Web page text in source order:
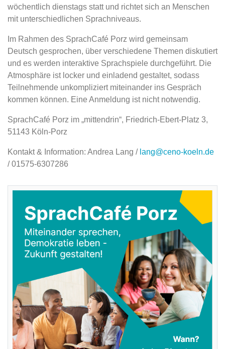
wöchentlich dienstags statt und richtet sich an Menschen
mit unterschiedlichen Sprachniveaus.
Im Rahmen des SprachCafé Porz wird gemeinsam
Deutsch gesprochen, über verschiedene Themen diskutiert
und es werden interaktive Sprachspiele durchgeführt. Die
Atmosphäre ist locker und einladend gestaltet, sodass
Teilnehmende unkompliziert miteinander ins Gespräch
kommen können. Eine Anmeldung ist nicht notwendig.
SprachCafé Porz im „mittendrin“, Friedrich-Ebert-Platz 3,
51143 Köln-Porz
Kontakt & Information: Andrea Lang / lang@ceno-koeln.de
/ 01575-6307286